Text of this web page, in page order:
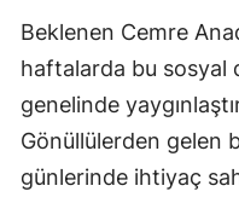
Beklenen Cemre
haftalarda bu sosyal
genelinde
Gönüllülerden gelen
günlerinde ihtiyaç